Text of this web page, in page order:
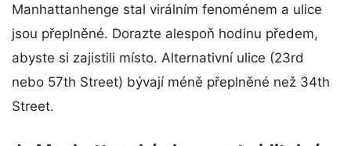
Manhattanhenge stal virálním fenoménem a ulice
jsou přeplněné. Dorazte alespoň hodinu předem,
abyste si zajistili místo. Alternativní ulice (23rd
nebo 57th Street) bývají méně přeplněné než 34th
Street.